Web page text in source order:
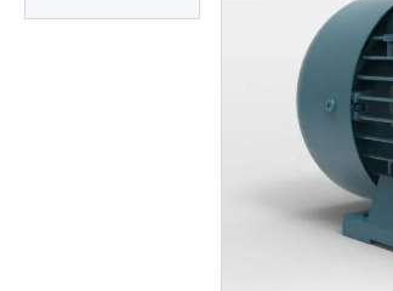
сільгосптехніки